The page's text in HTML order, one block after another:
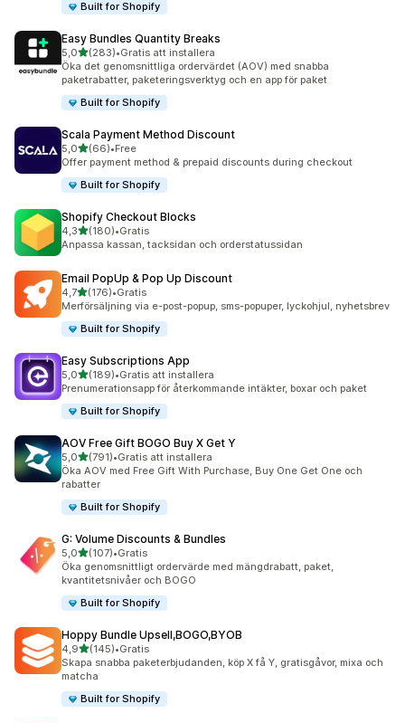
Built for Shopify
Easy Bundles Quantity Breaks
5,0av 5 stjärnor
(283)
283 recensioner totalt
•Gratis att installera
Öka det genomsnittliga ordervärdet (AOV) med snabba
paketrabatter, paketeringsverktyg och en app för paket
Built for Shopify
Scala Payment Method Discount
5,0av 5 stjärnor
(66)
66 recensioner totalt
•Free
Offer payment method & prepaid discounts during checkout
Built for Shopify
Shopify Checkout Blocks
4,3av 5 stjärnor
(180)
180 recensioner totalt
•Gratis
Anpassa kassan, tacksidan och orderstatussidan
Email PopUp & Pop Up Discount
4,7av 5 stjärnor
(176)
176 recensioner totalt
•Gratis
Merförsäljning via e-post-popup, sms-popuper, lyckohjul, nyhetsbrev
Built for Shopify
Easy Subscriptions App
5,0av 5 stjärnor
(189)
189 recensioner totalt
•Gratis att installera
Prenumerationsapp för återkommande intäkter, boxar och paket
Built for Shopify
AOV Free Gift BOGO Buy X Get Y
5,0av 5 stjärnor
(791)
791 recensioner totalt
•Gratis att installera
Öka AOV med Free Gift With Purchase, Buy One Get One och
rabatter
Built for Shopify
G: Volume Discounts & Bundles
5,0av 5 stjärnor
(107)
107 recensioner totalt
•Gratis
Öka genomsnittligt ordervärde med mängdrabatt, paket,
kvantitetsnivåer och BOGO
Built for Shopify
Hoppy Bundle Upsell,BOGO,BYOB
4,9av 5 stjärnor
(145)
145 recensioner totalt
•Gratis
Skapa snabba paketerbjudanden, köp X få Y, gratisgåvor, mixa och
matcha
Built for Shopify